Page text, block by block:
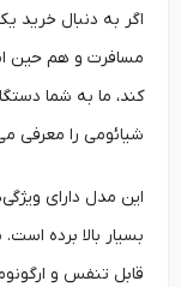
اگر به دنبال خرید
مسافرت و هم حین
کند، ما به شما دستگاه
شیائومی را معرفی
این مدل دارای
بسیار بالا برده است.
قابل تنفس و